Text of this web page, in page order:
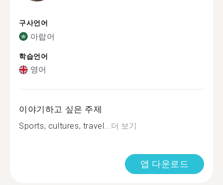
구사언어
아랍어
학습언어
영어
이야기하고 싶은 주제
Sports, cultures, travel...더 보기
앱 다운로드